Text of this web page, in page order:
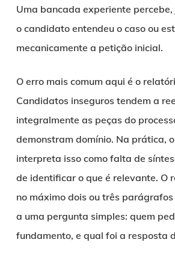
Uma bancada experiente percebe,
o candidato entendeu o caso ou
mecanicamente a petição inicial.
O erro mais comum aqui é o
Candidatos inseguros tendem a
integralmente as peças do
demonstram domínio. Na prática,
interpreta isso como falta de
de identificar o que é relevante. O
no máximo dois ou três
a uma pergunta simples: quem
fundamento, e qual foi a resposta